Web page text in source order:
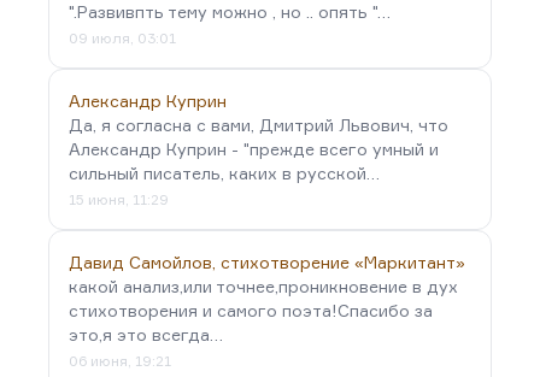
".Развивпть тему можно , но .. опять "…
09 июля, 03:01
Александр Куприн
Да, я согласна с вами, Дмитрий Львович, что
Александр Куприн - "прежде всего умный и
сильный писатель, каких в русской…
15 июня, 11:29
Давид Самойлов, стихотворение «Маркитант»
какой анализ,или точнее,проникновение в дух
стихотворения и самого поэта!Спасибо за
это,я это всегда…
06 июня, 19:21